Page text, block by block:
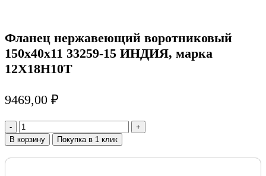
Фланец нержавеющий воротниковый
150х40х11 33259-15 ИНДИЯ, марка
12Х18Н10Т
9469,00 ₽
Количество
товара
Фланец
нержавеющий
В корзину Покупка в 1 клик